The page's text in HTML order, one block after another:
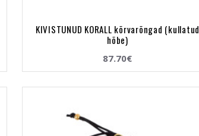
KIVISTUNUD KORALL kõrvarõngad (kullatud
hõbe)
87.70€